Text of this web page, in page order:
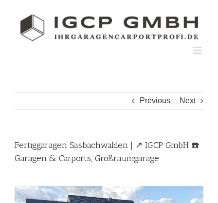
Previous Next
Fertiggaragen Sasbachwalden | ↗️ IGCP GmbH ☎️
Garagen & Carports, Großraumgarage